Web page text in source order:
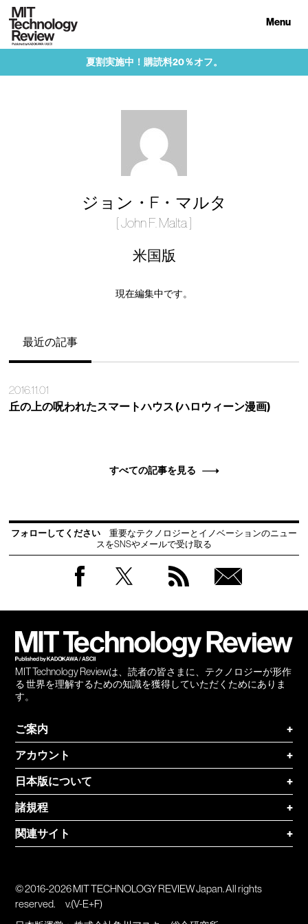
Menu
夏割実施中！購読料20％オフ。
ジョン・F・マルタ
[ John F. Malta ]
米国版
現在編集中です。
最近の記事
2016.11.01
丘の上の呪われたスマートハウス (ハロウィーン漫画)
すべての記事を見る
フォローしてください
重要なテクノロジーとイノベーションのニュー
スをSNSやメールで受け取る
MIT Technology Reviewは、読者の皆さまに、テクノロジーが形作
る 世界を理解するための知識を獲得していただくためにありま
す。
ご案内
+
アカウント
+
日本版について
+
諸規程
+
関連サイト
+
© 2016-2026 MIT TECHNOLOGY REVIEW Japan. All rights
reserved.
v.(V-E+F)